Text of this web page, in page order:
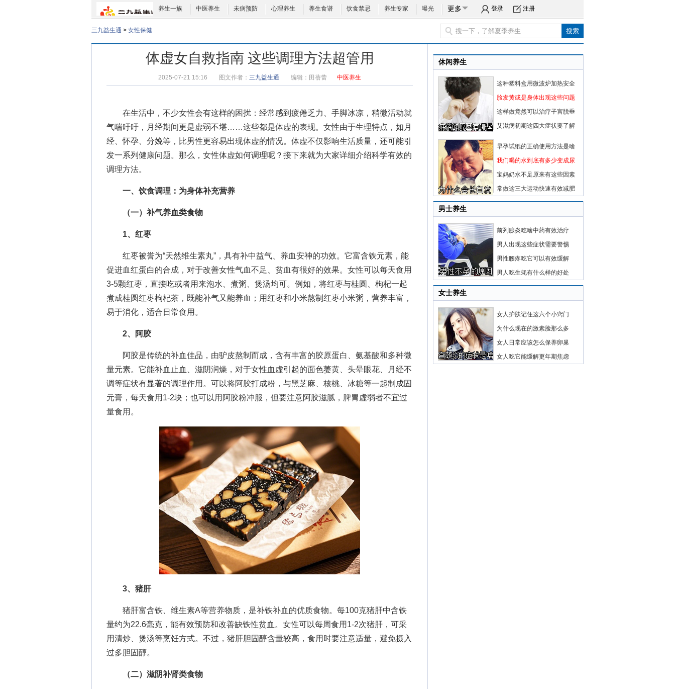
养生一族 中医养生 未病预防 心理养生 养生食谱 饮食禁忌 养生专家 曝光 更多 登录 注册
三九益生通 > 女性保健
体虚女自救指南 这些调理方法超管用
2025-07-21 15:16 图文作者： 三九益生通 编辑： 田蓓蕾 中医养生
在生活中，不少女性会有这样的困扰：经常感到疲倦乏力、手脚冰凉，稍微活动就
气喘吁吁，月经期间更是虚弱不堪……这些都是体虚的表现。女性由于生理特点，如月
经、怀孕、分娩等，比男性更容易出现体虚的情况。体虚不仅影响生活质量，还可能引
发一系列健康问题。那么， 女性体虚如何调理呢？接下来就为大家详细介绍科学有效的
调理方法。
一、饮食调理：为身体补充营养
（一）补气养血类食物
1、红枣
红枣被誉为“天然维生素丸”，具有补中益气、养血安神的功效。它富含铁元素，能
促进血红蛋白的合成，对于改善女性气血不足、贫血有很好的效果。女性可以每天食用
3-5颗红枣，直接吃或者用来泡水、煮粥、煲汤均可。例如，将红枣与桂圆、枸杞一起
煮成桂圆红枣枸杞茶，既能补气又能养血；用红枣和小米熬制红枣小米粥，营养丰富，
易于消化，适合日常食用。
2、阿胶
阿胶是传统的补血佳品，由驴皮熬制而成，含有丰富的胶原蛋白、氨基酸和多种微
量元素。它能补血止血、滋阴润燥，对于女性血虚引起的面色萎黄、头晕眼花、月经不
调等症状有显著的调理作用。可以将阿胶打成粉，与黑芝麻、核桃、冰糖等一起制成固
元膏，每天食用1-2块；也可以用阿胶粉冲服，但要注意阿胶滋腻，脾胃虚弱者不宜过
量食用。
3、猪肝
猪肝富含铁、维生素A等营养物质，是补铁补血的优质食物。每100克猪肝中含铁
量约为22.6毫克，能有效预防和改善缺铁性贫血。女性可以每周食用1-2次猪肝，可采
用清炒、煲汤等烹饪方式。不过，猪肝胆固醇含量较高，食用时要注意适量，避免摄入
过多胆固醇。
（二）滋阴补肾类食物
休闲养生
这种塑料盒用微波炉加热安全
脸发黄或是身体出现这些问题
这样做竟然可以治疗子宫脱垂
艾滋病初期这四大症状要了解
早孕试纸的正确使用方法是啥
我们喝的水到底有多少变成尿
宝妈奶水不足原来有这些因素
常做这三大运动快速有效减肥
男士养生
前列腺炎吃啥中药有效治疗
男人出现这些症状需要警惕
男性腰疼吃它可以有效缓解
男人吃生蚝有什么样的好处
女士养生
女人护肤记住这六个小窍门
为什么现在的激素脸那么多
女人日常应该怎么保养卵巢
女人吃它能缓解更年期焦虑